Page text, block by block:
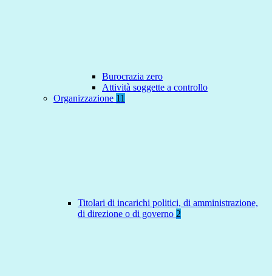
Burocrazia zero
Attività soggette a controllo
Organizzazione 11
Titolari di incarichi politici, di amministrazione,
di direzione o di governo 2